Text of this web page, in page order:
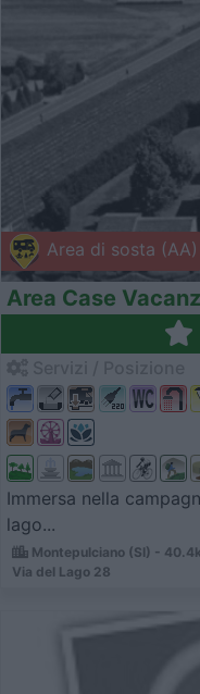
Area di sosta (AA)
Area Case
Immersa nella
lago...
Montepulciano (SI) -
Via del Lago 28